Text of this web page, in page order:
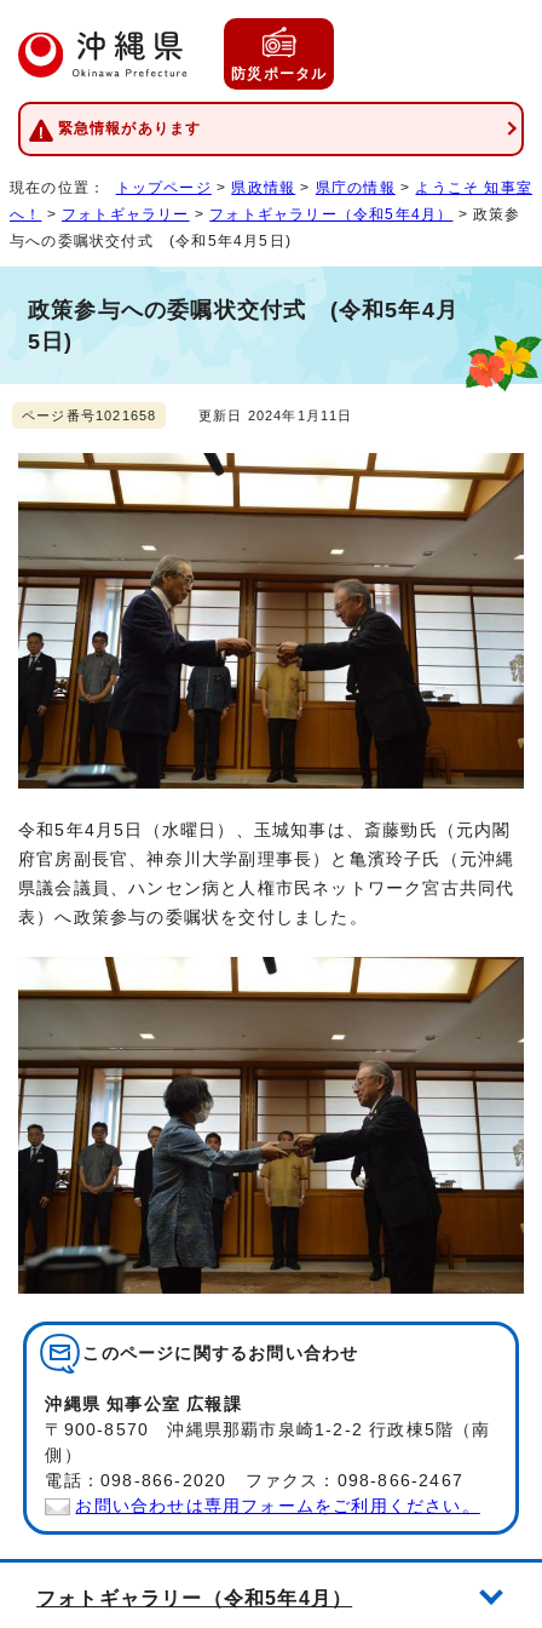
防災ポータル
緊急情報があります
現在の位置： トップページ > 県政情報 > 県庁の情報 > ようこそ 知事室
へ！
> フォトギャラリー > フォトギャラリー（令和5年4月）
> 政策参
与への委嘱状交付式 (令和5年4月5日)
政策参与への委嘱状交付式 (令和5年4月
5日)
ページ番号1021658 更新日 2024年1月11日
令和5年4月5日（水曜日）、玉城知事は、斎藤勁氏（元内閣
府官房副長官、神奈川大学副理事長）と亀濱玲子氏（元沖縄
県議会議員、ハンセン病と人権市民ネットワーク宮古共同代
表）へ政策参与の委嘱状を交付しました。
このページに関する お問い合わせ
沖縄県 知事公室 広報課
〒900-8570 沖縄県那覇市泉崎1-2-2 行政棟5階（南
側）
電話：098-866-2020 ファクス：098-866-2467
お問い合わせは専用フォームをご利用ください。
フォトギャラリー（令和5年4月）